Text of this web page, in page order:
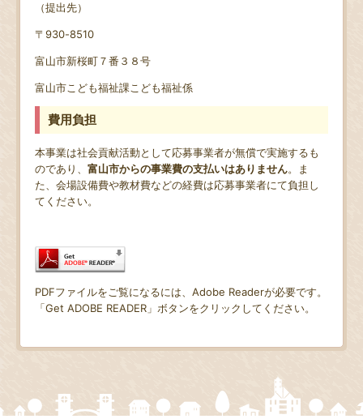
（提出先）
〒930-8510
富山市新桜町７番３８号
富山市こども福祉課こども福祉係
費用負担
本事業は社会貢献活動として応募事業者が無償で実施するも
のであり、 富山市からの事業費の支払いはありません。ま
た、会場設備費や教材費などの経費は応募事業者にて負担し
てください。
PDFファイルをご覧になるには、Adobe Readerが必要です。
「Get ADOBE READER」ボタンをクリックしてください。